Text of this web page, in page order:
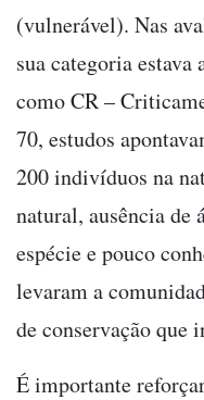
(vulnerável). Nas
sua categoria
como CR –
70, estudos
200 indivíduos na
natural, ausência de
espécie e pouco
levaram a
de conservação que
É importante